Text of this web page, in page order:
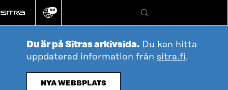
direkt
till
Ändra
språk
SV
Sök
Du är på Sitras arkivsida. Du kan hitta
uppdaterad information från sitra.fi.
NYA WEBBPLATS